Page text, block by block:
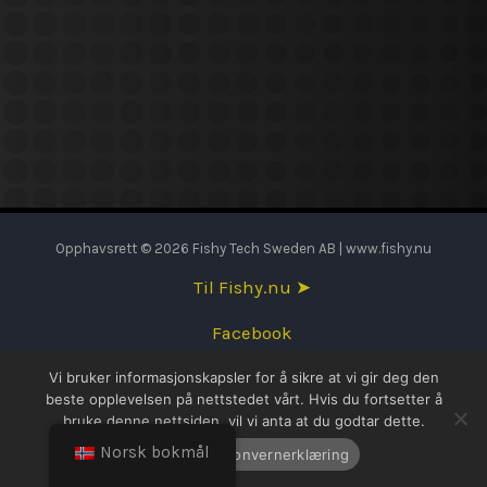
Opphavsrett © 2026 Fishy Tech Sweden AB | www.fishy.nu
Til Fishy.nu ➤
Facebook
English
Svenska
Norsk bokmål
Vi bruker informasjonskapsler for å sikre at vi gir deg den
beste opplevelsen på nettstedet vårt. Hvis du fortsetter å
bruke denne nettsiden, vil vi anta at du godtar dette.
OK
Personvernerklæring